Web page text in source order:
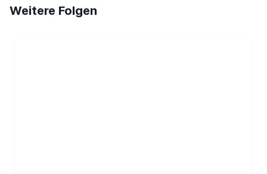
Weitere Folgen